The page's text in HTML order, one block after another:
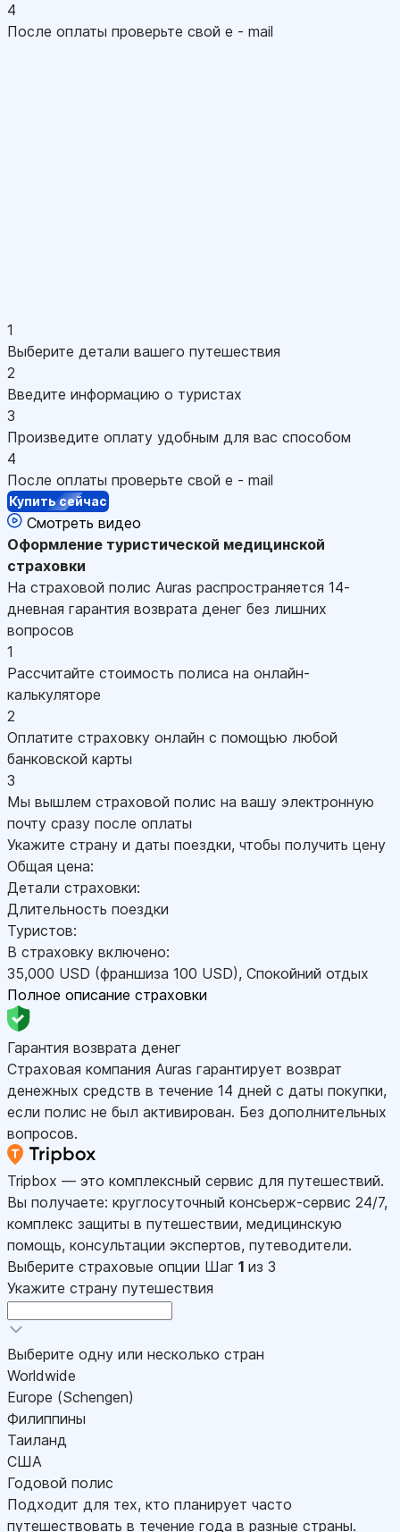
4
После оплаты проверьте свой e - mail
1
Выберите детали вашего путешествия
2
Введите информацию о туристах
3
Произведите оплату удобным для вас способом
4
После оплаты проверьте свой e - mail
Купить сейчас
Смотреть видео
Оформление туристической медицинской
страховки
На страховой полис Auras распространяется 14-
дневная гарантия возврата денег без лишних
вопросов
1
Рассчитайте стоимость полиса на онлайн-
калькуляторе
2
Оплатите страховку онлайн с помощью любой
банковской карты
3
Мы вышлем страховой полис на вашу электронную
почту сразу после оплаты
Укажите страну и даты поездки, чтобы получить цену
Общая цена:
Детали страховки:
Длительность поездки
Туристов:
В страховку включено:
35,000 USD (франшиза 100 USD), Спокойний отдых
Полное описание страховки
Гарантия возврата денег
Страховая компания Auras гарантирует возврат
денежных средств в течение 14 дней с даты покупки,
если полис не был активирован. Без дополнительных
вопросов.
Tripbox — это комплексный сервис для путешествий.
Вы получаете: круглосуточный консьерж-сервис 24/7,
комплекс защиты в путешествии, медицинскую
помощь, консультации экспертов, путеводители.
Выберите страховые опции Шаг 1 из 3
Укажите страну путешествия
Выберите одну или несколько стран
Worldwide
Europe (Schengen)
Филиппины
Таиланд
США
Годовой полис
Подходит для тех, кто планирует часто
путешествовать в течение года в разные страны.